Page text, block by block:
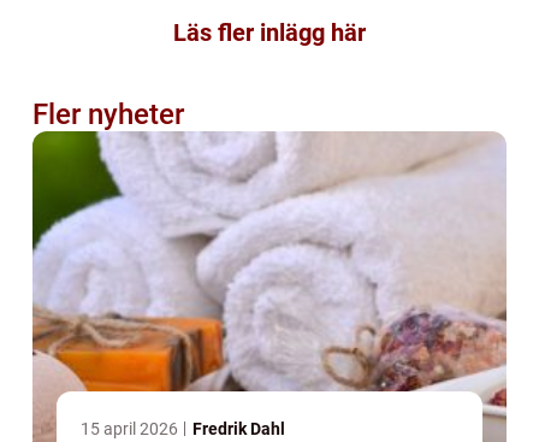
Läs fler inlägg här
Fler nyheter
15 april 2026 Fredrik Dahl